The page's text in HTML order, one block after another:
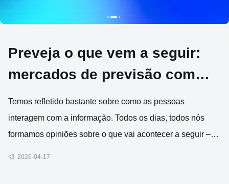
Preveja o que vem a seguir:
mercados de previsão com
tecnologia de IA disponíveis
na Bitget Wallet
Temos refletido bastante sobre como as pessoas
interagem com a informação. Todos os dias, todos nós
formamos opiniões sobre o que vai acontecer a seguir –
2026-04-17